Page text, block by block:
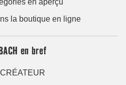
en aperçu
la boutique en ligne
en bref